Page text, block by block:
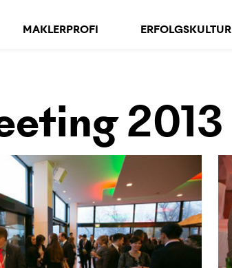
MAKLERPROFI ERFOLGSKULTUR
2013